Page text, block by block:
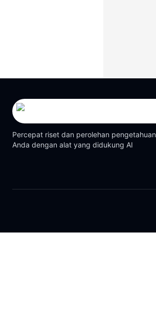
Percepat riset dan perolehan pengetahuan
Anda dengan alat yang didukung AI